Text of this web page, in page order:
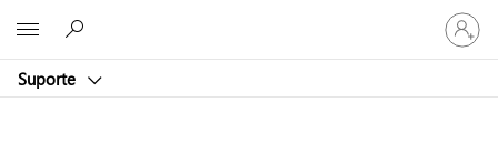
Suporte
Entre
em
sua